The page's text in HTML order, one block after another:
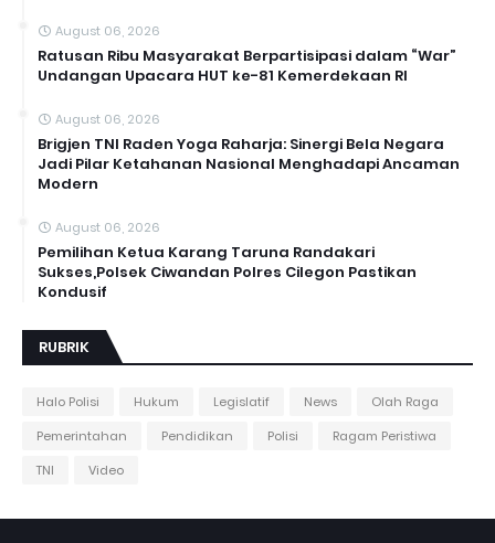
August 06, 2026
Ratusan Ribu Masyarakat Berpartisipasi dalam “War”
Undangan Upacara HUT ke-81 Kemerdekaan RI
August 06, 2026
Brigjen TNI Raden Yoga Raharja: Sinergi Bela Negara
Jadi Pilar Ketahanan Nasional Menghadapi Ancaman
Modern
August 06, 2026
Pemilihan Ketua Karang Taruna Randakari
Sukses,Polsek Ciwandan Polres Cilegon Pastikan
Kondusif
RUBRIK
Halo Polisi Hukum Legislatif News
Olah Raga
Pemerintahan
Pendidikan Polisi
Ragam Peristiwa
TNI
Video